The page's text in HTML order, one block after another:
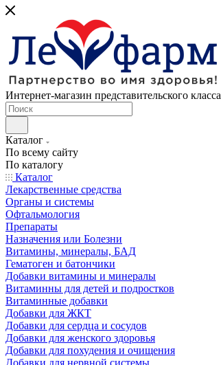
Интернет-магазин представительского класса
Каталог
По всему сайту
По каталогу
Каталог
Лекарственные средства
Органы и системы
Офтальмология
Препараты
Назначения или Болезни
Витамины, минералы, БАД
Гематоген и батончики
Добавки витамины и минералы
Витаминны для детей и подростков
Витаминные добавки
Добавки для ЖКТ
Добавки для сердца и сосудов
Добавки для женского здоровья
Добавки для похудения и очищения
Добавки для нервной системы